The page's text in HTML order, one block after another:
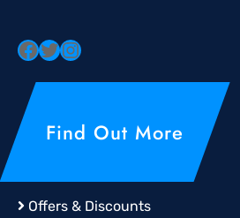
Find Out More
Offers & Discounts